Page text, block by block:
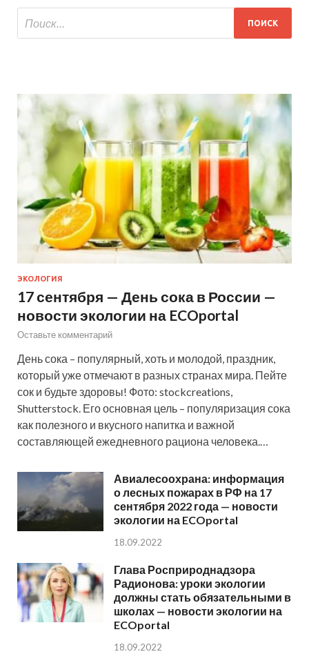
ЭКОЛОГИЯ
17 сентября — День сока в России —
новости экологии на ECOportal
Оставьте комментарий
День сока – популярный, хоть и молодой, праздник,
который уже отмечают в разных странах мира. Пейте
сок и будьте здоровы! Фото: stockcreations,
Shutterstock. Его основная цель – популяризация сока
как полезного и вкусного напитка и важной
составляющей ежедневного рациона человека.…
Авиалесоохрана: информация
о лесных пожарах в РФ на 17
сентября 2022 года — новости
экологии на ECOportal
18.09.2022
Глава Росприроднадзора
Радионова: уроки экологии
должны стать обязательными в
школах — новости экологии на
ECOportal
18.09.2022